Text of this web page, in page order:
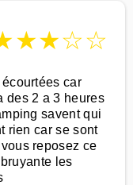
★★☆☆
car
des 2 a 3 heures
savent qui
rien car se sont
reposez ce
les